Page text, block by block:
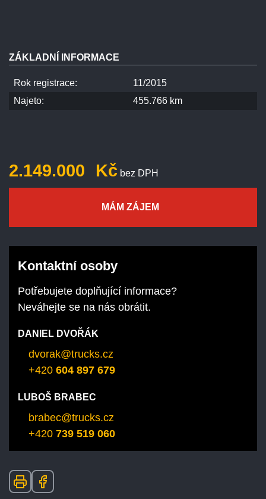
2.149.000 Kč bez DPH
MÁM ZÁJEM
Kontaktní osoby
Potřebujete doplňující informace?
Neváhejte se na nás obrátit.
DANIEL DVOŘÁK
dvorak@trucks.cz
+420604 897 679
LUBOŠ BRABEC
brabec@trucks.cz
+420739 519 060
ZÁKLADNÍ INFORMACE
Rok registrace:
11/2015
Najeto:
455.766 km